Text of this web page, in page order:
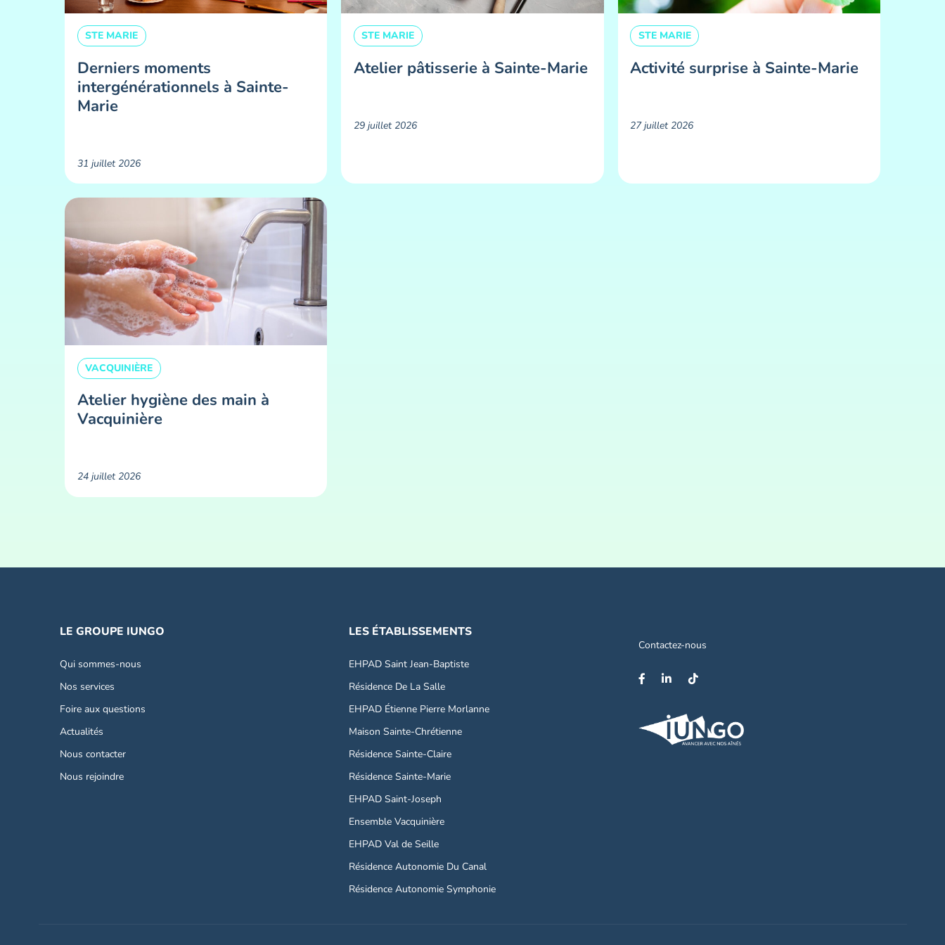
STE MARIE
Derniers moments
intergénérationnels à Sainte-
Marie
31 juillet 2026
STE MARIE
Atelier pâtisserie à Sainte-Marie
29 juillet 2026
STE MARIE
Activité surprise à Sainte-Marie
27 juillet 2026
VACQUINIÈRE
Atelier hygiène des main à
Vacquinière
24 juillet 2026
LE GROUPE IUNGO
Qui sommes-nous
Nos services
Foire aux questions
Actualités
Nous contacter
Nous rejoindre
LES ÉTABLISSEMENTS
EHPAD Saint Jean-Baptiste
Résidence De La Salle
EHPAD Étienne Pierre Morlanne
Maison Sainte-Chrétienne
Résidence Sainte-Claire
Résidence Sainte-Marie
EHPAD Saint-Joseph
Ensemble Vacquinière
EHPAD Val de Seille
Résidence Autonomie Du Canal
Résidence Autonomie Symphonie
Contactez-nous